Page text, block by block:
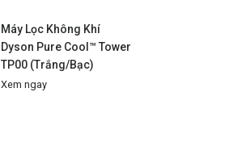
Máy Lọc Không Khí
Dyson Pure Cool™ Tower
TP00 (Trắng/Bạc)
Xem ngay